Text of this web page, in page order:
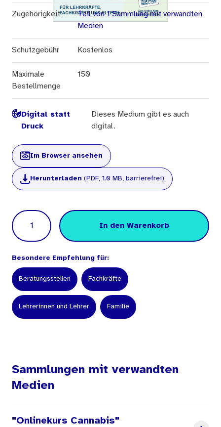
Zugehörigkeit
Teil von 1 Sammlung mit verwandten
Medien
Schutzgebühr Kostenlos
Maximale
Bestellmenge
150
Digital statt
Druck
Dieses Medium gibt es auch
digital.
Im Browser ansehen
Herunterladen (PDF, 1.0 MB, barrierefrei)
Menge
In den Warenkorb
Besondere Empfehlung für:
Beratungsstellen Fachkräfte
Lehrerinnen und Lehrer Familie
Sammlungen mit verwandten
Medien
"Onlinekurs Cannabis"